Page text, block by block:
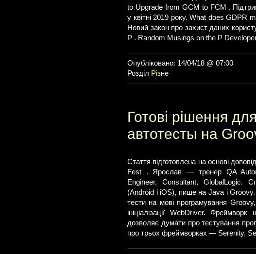
to Upgrade from GCM to FCM .
у квітні 2019 року. What does GDPR
Новий закон про захист даних
P . Random Musings on the P
Опубліковано: 14/04/18 @ 07:00
Розділ Різне
Готові рішення
автотесты на
Стаття підготовлена на основі
Fest . Ярослав — тренер QA
Engineer, Consultant, GlobalLogic.
(Android і iOS), пише на Java і
тести на мові програмування
ініціалізації WebDriver.
дозволяє думати про тестування
про трьох фреймворках — Serenity,